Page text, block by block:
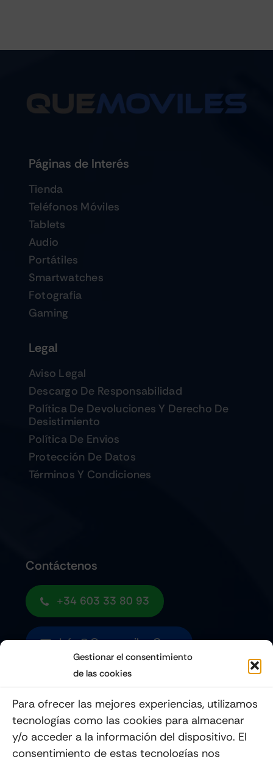
Gestionar el consentimiento
de las cookies
Para ofrecer las mejores experiencias, utilizamos
tecnologías como las cookies para almacenar
y/o acceder a la información del dispositivo. El
consentimiento de estas tecnologías nos
Páginas de Interés
Tienda
Teléfonos Móviles
Tablets
Audio
Portátiles
Smartwatches
Fotografia
Gaming
Legal
Aviso Legal
Descargo De Responsabilidad
Política De Devoluciones Y Derecho De
Desistimiento
Política De Envios
Protección De Datos
Términos Y Condiciones
Contáctenos
+34 603 33 80 93
Info@quemoviles.com